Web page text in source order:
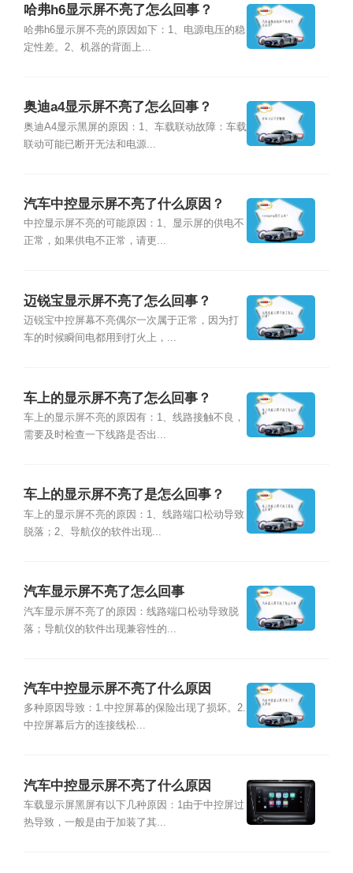
哈弗h6显示屏不亮了怎么回事？
哈弗h6显示屏不亮的原因如下：1、电源电压的稳
定性差。2、机器的背面上...
奥迪a4显示屏不亮了怎么回事？
奥迪A4显示黑屏的原因：1、车载联动故障：车载
联动可能已断开无法和电源...
汽车中控显示屏不亮了什么原因？
中控显示屏不亮的可能原因：1、显示屏的供电不
正常，如果供电不正常，请更...
迈锐宝显示屏不亮了怎么回事？
迈锐宝中控屏幕不亮偶尔一次属于正常，因为打
车的时候瞬间电都用到打火上，...
车上的显示屏不亮了怎么回事？
车上的显示屏不亮的原因有：1、线路接触不良，
需要及时检查一下线路是否出...
车上的显示屏不亮了是怎么回事？
车上的显示屏不亮的原因：1、线路端口松动导致
脱落；2、导航仪的软件出现...
汽车显示屏不亮了怎么回事
汽车显示屏不亮了的原因：线路端口松动导致脱
落；导航仪的软件出现兼容性的...
汽车中控显示屏不亮了什么原因
多种原因导致：1.中控屏幕的保险出现了损坏。2.
中控屏幕后方的连接线松...
汽车中控显示屏不亮了什么原因
车载显示屏黑屏有以下几种原因：1由于中控屏过
热导致，一般是由于加装了其...